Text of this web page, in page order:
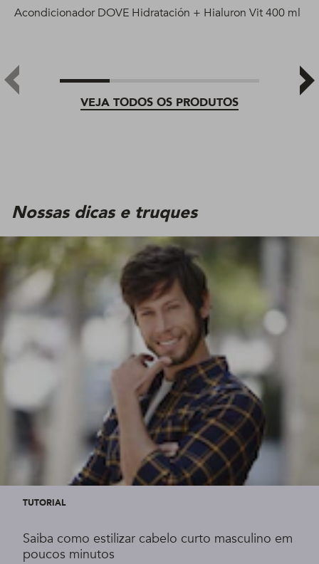
VEJA TODOS OS PRODUTOS
Acondicionador DOVE Hidratación + Hialuron Vit 400 ml
Nossas dicas e truques
TUTORIAL
Saiba como estilizar cabelo curto masculino em
poucos minutos